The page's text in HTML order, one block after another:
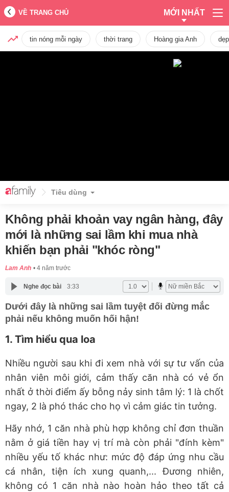
VỀ TRANG CHỦ MỚI NHẤT
tin nóng mỗi ngày thời trang Hoàng gia Anh dẹp
Tiêu dùng
Không phải khoản vay ngân hàng, đây
mới là những sai lầm khi mua nhà
khiến bạn phải "khóc ròng"
Lam Anh 4 năm trước
Nghe đọc bài 3:33
Dưới đây là những sai lầm tuyệt đối đừng mắc
phải nếu không muốn hối hận!
1. Tìm hiểu qua loa
Nhiều người sau khi đi xem nhà với sự tư vấn của
nhân viên môi giới, cảm thấy căn nhà có vẻ ổn
nhất ở thời điểm ấy bỗng nảy sinh tâm lý: 1 là chốt
ngay, 2 là phó thác cho họ vì cảm giác tin tưởng.
Hãy nhớ, 1 căn nhà phù hợp không chỉ đơn thuần
nằm ở giá tiền hay vị trí mà còn phải "đính kèm"
nhiều yếu tố khác như: mức độ đáp ứng nhu cầu
cá nhân, tiện ích xung quanh,... Đương nhiên,
không có 1 căn nhà nào hoàn hảo theo tất cả